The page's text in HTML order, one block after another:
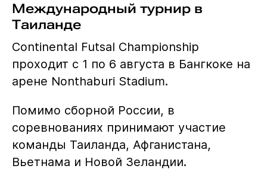
Международный турнир в
Таиланде
Continental Futsal Championship
проходит с 1 по 6 августа в Бангкоке на
арене Nonthaburi Stadium.
Помимо сборной России, в
соревнованиях принимают участие
команды Таиланда, Афганистана,
Вьетнама и Новой Зеландии.